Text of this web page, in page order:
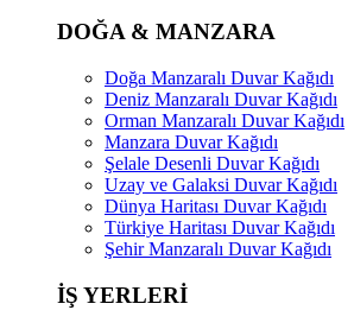
DOĞA & MANZARA
Doğa Manzaralı Duvar Kağıdı
Deniz Manzaralı Duvar Kağıdı
Orman Manzaralı Duvar Kağıdı
Manzara Duvar Kağıdı
Şelale Desenli Duvar Kağıdı
Uzay ve Galaksi Duvar Kağıdı
Dünya Haritası Duvar Kağıdı
Türkiye Haritası Duvar Kağıdı
Şehir Manzaralı Duvar Kağıdı
İŞ YERLERİ